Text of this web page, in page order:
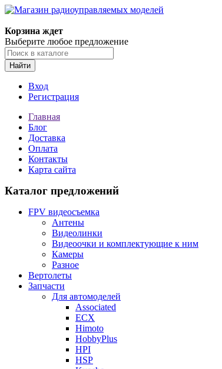
Корзина ждет
Выберите любое предложение
Найти
Вход
Регистрация
Главная
Блог
Доставка
Оплата
Контакты
Карта сайта
Каталог предложений
FPV видеосъемка
Антены
Видеолинки
Видеоочки и комплектующие к ним
Камеры
Разное
Вертолеты
Запчасти
Для автомоделей
Associated
ECX
Himoto
HobbyPlus
HPI
HSP